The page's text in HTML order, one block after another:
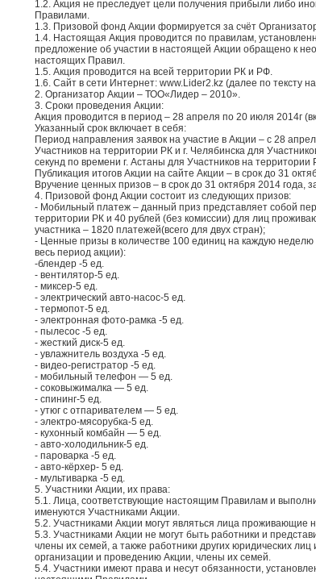
1.2. Акция не преследует цели получения прибыли либо
Правилами.
1.3. Призовой фонд Акции формируется за счёт
1.4. Настоящая Акция проводится по правилам,
предложение об участии в настоящей Акции обращено к
настоящих Правил.
1.5. Акция проводится на всей территории РК и РФ.
1.6. Сайт в сети Интернет: www.Lider2.kz (далее по тексту
2. Организатор Акции – ТОО«Лидер – 2010».
3. Сроки проведения Акции:
Акция проводится в период – 28 апреля по 20 июля 2014г
Указанный срок включает в себя:
Период направления заявок на участие в Акции – с 28
Участников на территории РК и г. Челябинска для
секунд по времени г. Астаны для Участников на
Публикация итогов Акции на сайте Акции – в срок до 31
Вручение ценных призов – в срок до 31 октября 2014
4. Призовой фонд Акции состоит из следующих призов:
- Мобильный платеж – данный приз представляет собой
территории РК и 40 рублей (без комиссии) для лиц
участника – 1820 платежей(всего для двух стран);
- Ценные призы в количестве 100 единиц на каждую
весь период акции):
-блендер -5 ед.
- вентилятор-5 ед.
- миксер-5 ед.
- электрический авто-насос-5 ед.
- термопот-5 ед.
- электронная фото-рамка -5 ед.
- пылесос -5 ед.
- жесткий диск-5 ед.
- увлажнитель воздуха -5 ед.
- видео-регистратор -5 ед.
- мобильный телефон — 5 ед.
- соковыжималка — 5 ед.
- спининг-5 ед.
- утюг с отпаривателем — 5 ед.
- электро-мясорубка-5 ед.
- кухонный комбайн — 5 ед.
- авто-холодильник-5 ед.
- пароварка -5 ед.
- авто-кёрхер- 5 ед.
- мультиварка -5 ед.
5. Участники Акции, их права:
5.1. Лица, соответствующие настоящим Правилам и
именуются Участниками Акции.
5.2. Участниками Акции могут являться лица проживающие
5.3. Участниками Акции не могут быть работники и
члены их семей, а также работники других юридических
организации и проведению Акции, члены их семей.
5.4. Участники имеют права и несут обязанности,